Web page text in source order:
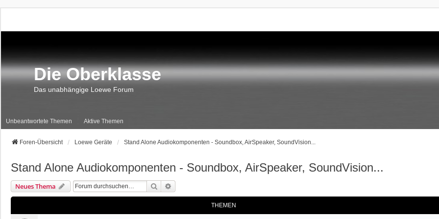
Die Oberklasse
Das unabhängige Loewe Forum
Unbeantwortete Themen Aktive Themen
Foren-Übersicht Loewe Geräte Stand Alone Audiokomponenten - Soundbox, AirSpeaker, SoundVision...
Stand Alone Audiokomponenten - Soundbox, AirSpeaker, SoundVision...
Neues Thema Suche
THEMEN